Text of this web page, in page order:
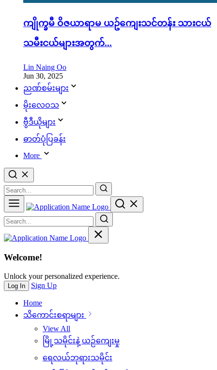
ကျိုက္ခမီ ဝိဇယာရာမ ယဥ်ကျေးသင်တန်း သားငယ်
သမီးငယ်များအတွက်...
Lin Naing Oo
Jun 30, 2025
ညဏ်စမ်းများ
မိုးလေဝသ
ဗွီဒီယိုများ
ဓာတ်ပုံပြခန်း
More
Welcome!
Unlock your personalized experience.
Log In Sign Up
Home
သိ‌ကောင်းစရာများ
View All
မြို့သမိုင်းနဲ့ ယဉ်ကျေးမှု
ရေလယ်ဘုရားသမိုင်း